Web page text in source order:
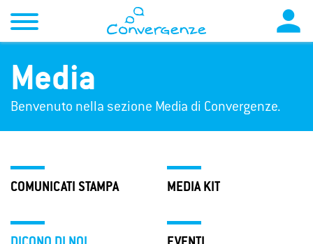

Media
Benvenuto nella sezione Media di Convergenze.
COMUNICATI STAMPA MEDIA KIT